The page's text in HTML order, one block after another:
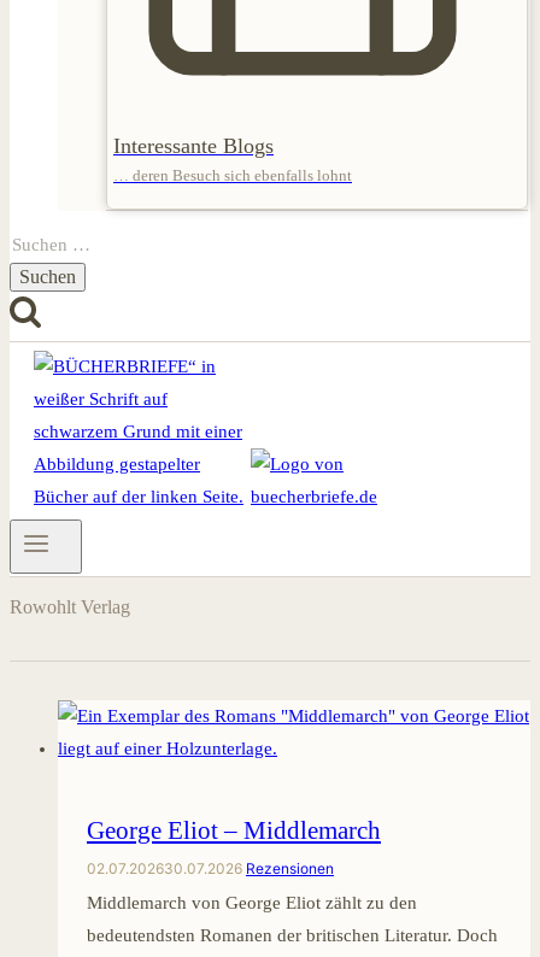
Interessante Blogs
… deren Besuch sich ebenfalls lohnt
Suchen
nach:
Rowohlt Verlag
George Eliot – Middlemarch
02.07.202630.07.2026 Rezensionen
Middlemarch von George Eliot zählt zu den
bedeutendsten Romanen der britischen Literatur. Doch